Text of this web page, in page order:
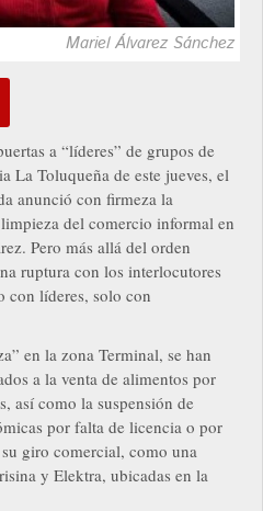
Mariel Álvarez Sánchez
a “líderes” de grupos de
La Toluqueña de este jueves, el
anunció con firmeza la
del comercio informal en
Pero más allá del orden
ruptura con los interlocutores
con líderes, solo con
en la zona Terminal, se han
a la venta de alimentos por
así como la suspensión de
por falta de licencia o por
giro comercial, como una
y Elektra, ubicadas en la